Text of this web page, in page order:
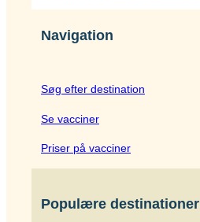
Navigation
Søg efter destination
Se vacciner
Priser på vacciner
Populære destinationer